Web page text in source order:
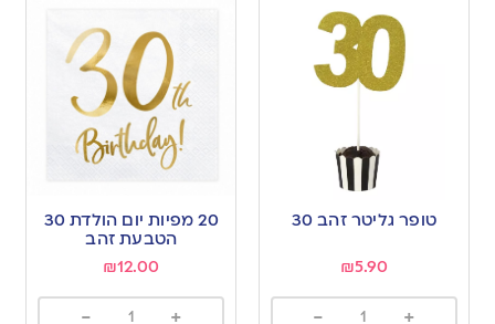
טופר גליטר זהב 30
₪5.90
+
-
20 מפיות יום הולדת 30
הטבעת זהב
₪12.00
+
-